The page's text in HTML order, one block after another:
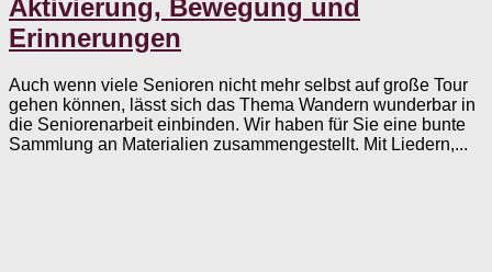
Aktivierung, Bewegung und
Erinnerungen
Auch wenn viele Senioren nicht mehr selbst auf große Tour
gehen können, lässt sich das Thema Wandern wunderbar in
die Seniorenarbeit einbinden. Wir haben für Sie eine bunte
Sammlung an Materialien zusammengestellt. Mit Liedern,...